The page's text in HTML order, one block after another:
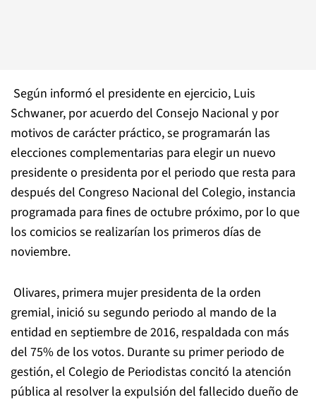
Según informó el presidente en ejercicio, Luis
Schwaner, por acuerdo del Consejo Nacional y por
motivos de carácter práctico, se programarán las
elecciones complementarias para elegir un nuevo
presidente o presidenta por el periodo que resta para
después del Congreso Nacional del Colegio, instancia
programada para fines de octubre próximo, por lo que
los comicios se realizarían los primeros días de
noviembre.
Olivares, primera mujer presidenta de la orden
gremial, inició su segundo periodo al mando de la
entidad en septiembre de 2016, respaldada con más
del 75% de los votos. Durante su primer periodo de
gestión, el Colegio de Periodistas concitó la atención
pública al resolver la expulsión del fallecido dueño de